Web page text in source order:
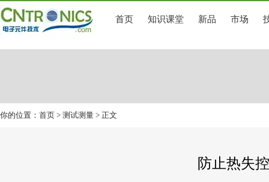
首页 知识课堂 新品 市场
你的位置： 首页 > 测试测量 > 正文
防止热失